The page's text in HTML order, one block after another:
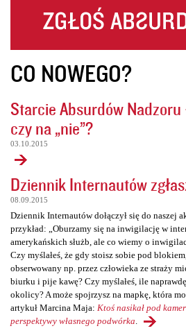
CO NOWEGO?
Starcie Absurdów Nadzoru
czy na „nie”?
03.10.2015
Dziennik Internautów
08.09.2015
Dziennik Internautów dołączył się do naszej
przykład: „Oburzamy się na inwigilację w
amerykańskich służb, ale co wiemy o
Czy myślałeś, że gdy stoisz sobie pod
obserwowany np. przez człowieka ze straży
biurku i pije kawę? Czy myślałeś, ile
okolicy? A może spojrzysz na mapkę, która
artykuł Marcina Maja: Ktoś nasikał pod
perspektywy własnego podwórka